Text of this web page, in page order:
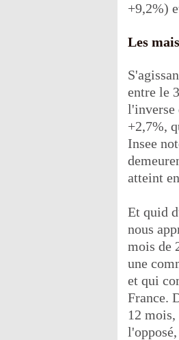
+9,2%)
Les
entre le
l'inverse
+2,7%,
Insee
atteint
Et quid
nous
mois de
une
et qui
France.
12